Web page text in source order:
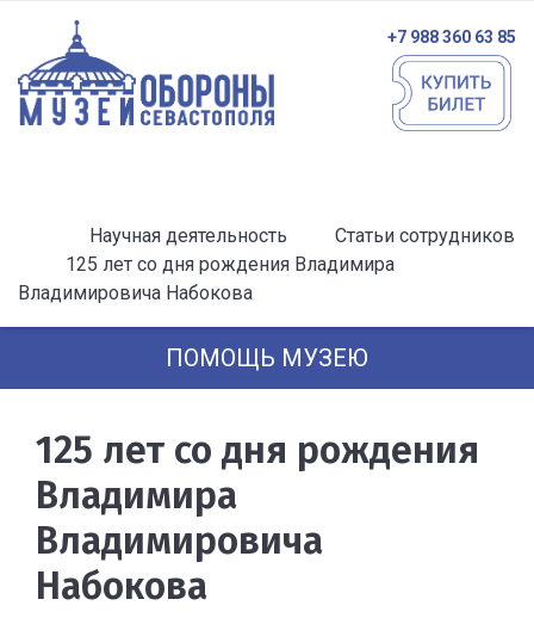
+7 988 360 63 85
Научная деятельность
Статьи сотрудников
125 лет со дня рождения Владимира
Владимировича Набокова
ПОМОЩЬ МУЗЕЮ
125 лет со дня рождения
Владимира
Владимировича
Набокова